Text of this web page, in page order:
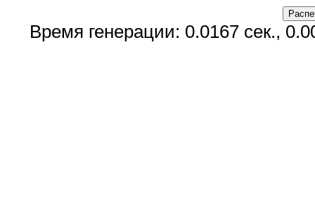
Время генерации: 0.0167 сек.,